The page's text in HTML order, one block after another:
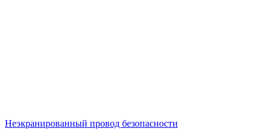
Неэкранированный провод безопасности